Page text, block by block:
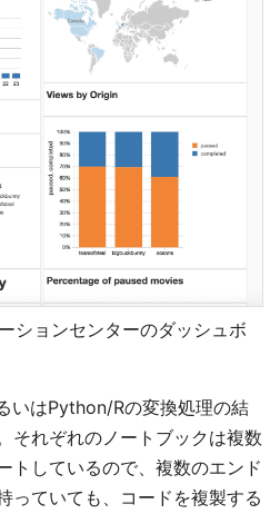
ションセンターのダッシュボ
いはPython/Rの変換処理の結
それぞれのノートブックは複数
トしているので、複数のエンド
っていても、コードを複製する